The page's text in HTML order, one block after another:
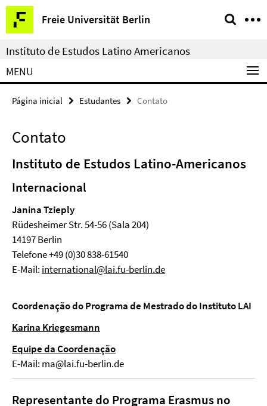
Springe
direkt
zu
Inhalt
Freie Universität Berlin
Serviço
de
navegação
Instituto de Estudos Latino Americanos
MENU
Página inicial Estudantes Contato
Contato
Instituto de Estudos Latino-Americanos
Internacional
Janina Tzieply
Rüdesheimer Str. 54-56 (Sala 204)
14197 Berlin
Telefone +49 (0)30 838-61540
E-Mail: international@lai.fu-berlin.de
Coordenação do Programa de Mestrado do Instituto LAI
Karina Kriegesmann
Equipe da Coordenação
E-Mail: ma@lai.fu-berlin.de
Representante do Programa Erasmus no